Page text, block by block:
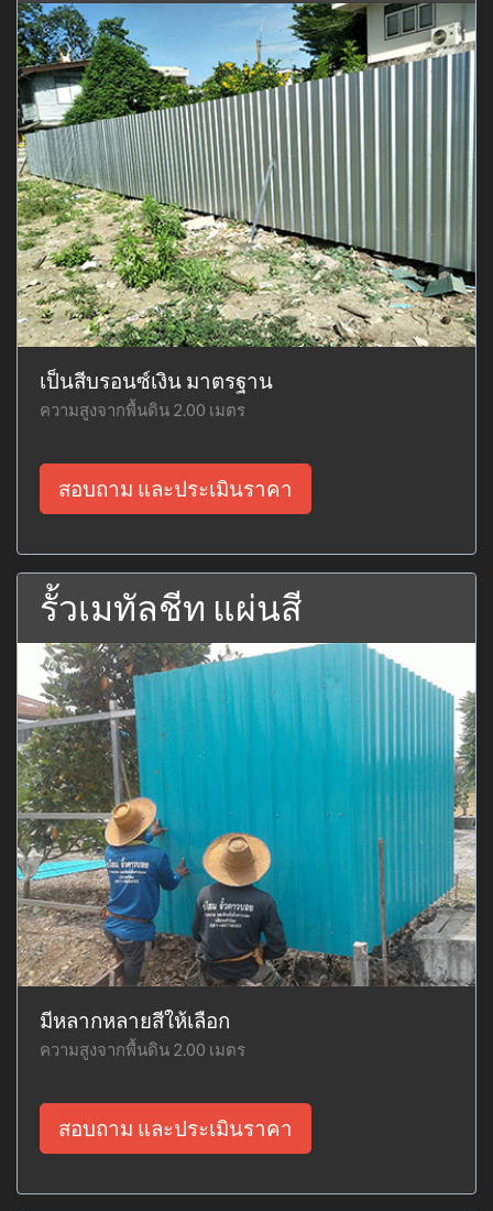
เป็นสีบรอนซ์เงิน มาตรฐาน
ความสูงจากพื้นดิน 2.00 เมตร
สอบถาม และประเมินราคา
รั้วเมทัลชีท แผ่นสี
มีหลากหลายสีให้เลือก
ความสูงจากพื้นดิน 2.00 เมตร
สอบถาม และประเมินราคา